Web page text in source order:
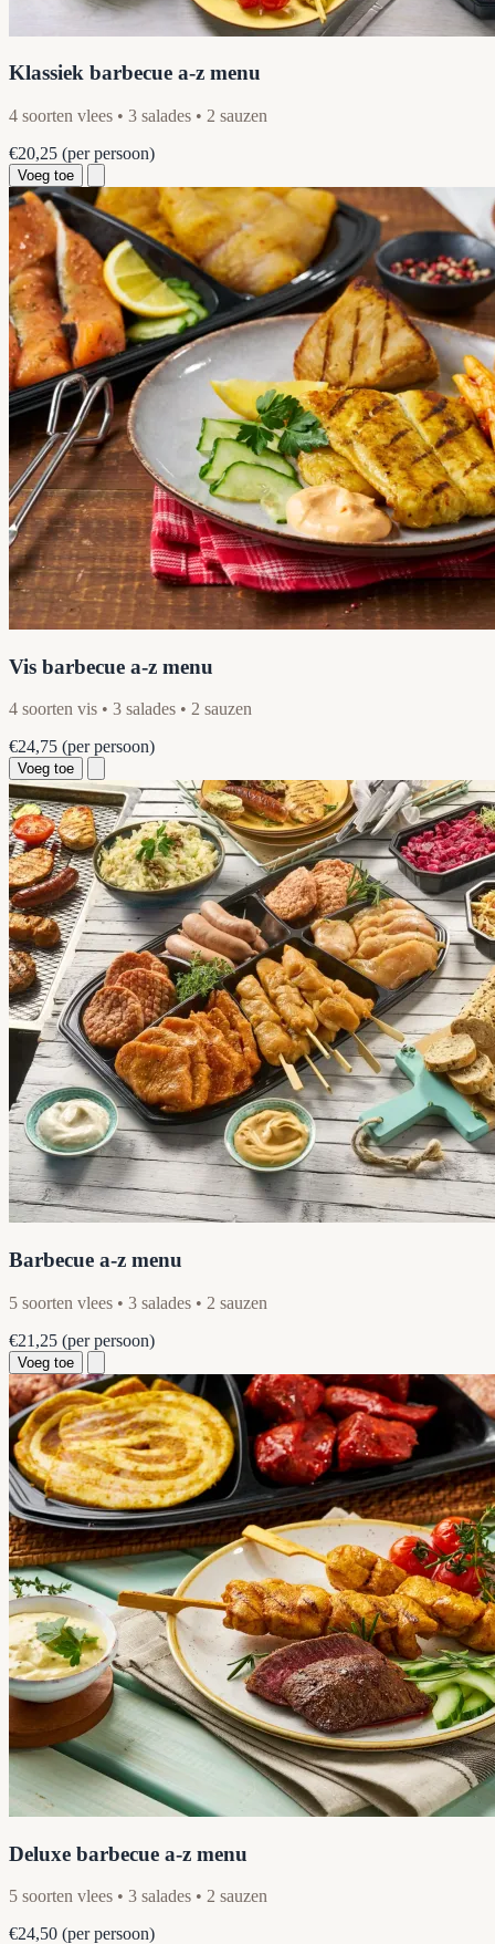
Klassiek barbecue a-z menu
4 soorten vlees • 3 salades • 2 sauzen
€20,25 (per persoon)
Voeg toe
Vis barbecue a-z menu
4 soorten vis • 3 salades • 2 sauzen
€24,75 (per persoon)
Voeg toe
Barbecue a-z menu
5 soorten vlees • 3 salades • 2 sauzen
€21,25 (per persoon)
Voeg toe
Deluxe barbecue a-z menu
5 soorten vlees • 3 salades • 2 sauzen
€24,50 (per persoon)